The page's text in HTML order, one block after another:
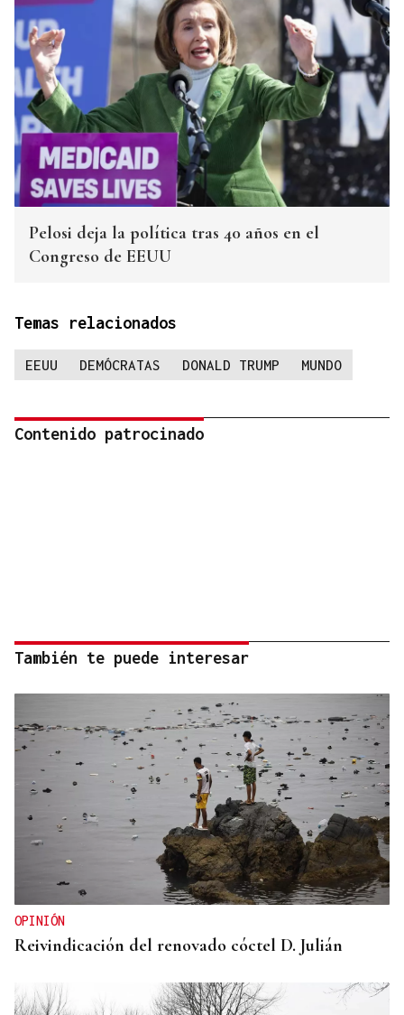
Pelosi deja la política tras 40 años en el
Congreso de EEUU
Temas relacionados
EEUU DEMÓCRATAS DONALD TRUMP MUNDO
Contenido patrocinado
También te puede interesar
OPINIÓN
Reivindicación del renovado cóctel D. Julián